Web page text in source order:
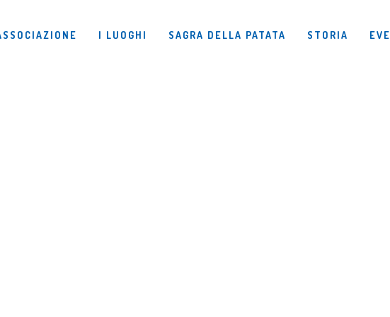
I LUOGHI SAGRA DELLA PATATA STORIA